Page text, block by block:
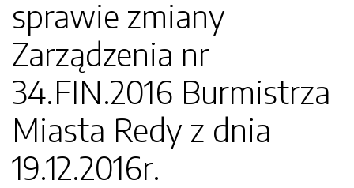
sprawie zmiany
Zarządzenia nr
34.FIN.2016 Burmistrza
Miasta Redy z dnia
19.12.2016r.